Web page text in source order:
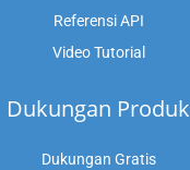
Referensi API
Video Tutorial
Dukungan Produk
Dukungan Gratis